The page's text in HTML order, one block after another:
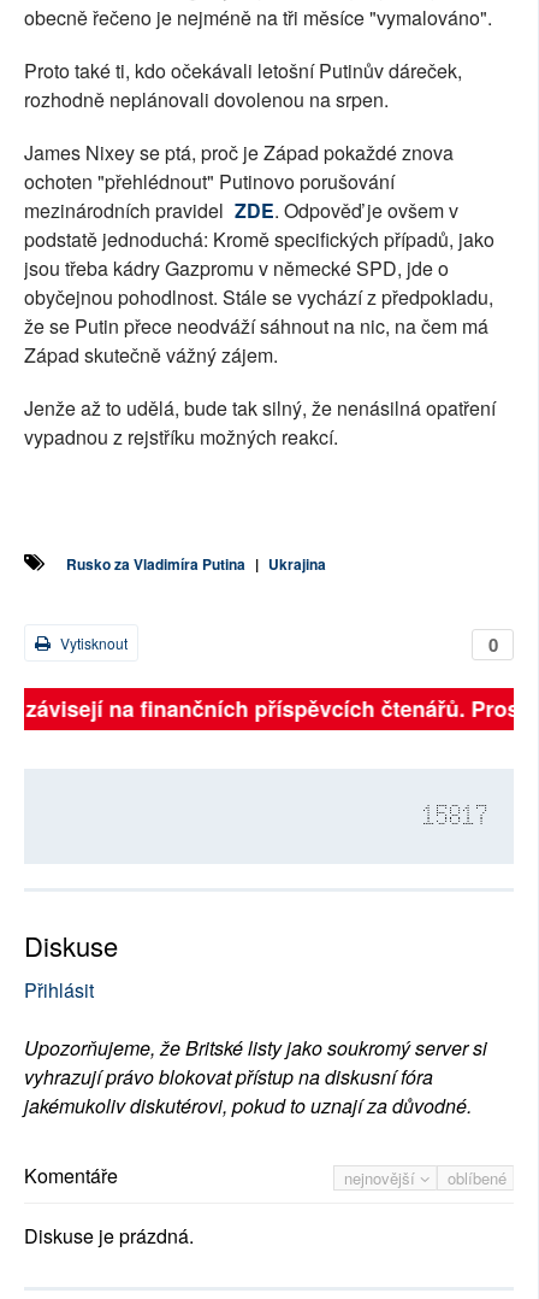
obecně řečeno je nejméně na tři měsíce "vymalováno".
Proto také ti, kdo očekávali letošní Putinův dáreček,
rozhodně neplánovali dovolenou na srpen.
James Nixey se ptá, proč je Západ pokaždé znova
ochoten "přehlédnout" Putinovo porušování
mezinárodních pravidel ZDE. Odpověď je ovšem v
podstatě jednoduchá: Kromě specifických případů, jako
jsou třeba kádry Gazpromu v německé SPD, jde o
obyčejnou pohodlnost. Stále se vychází z předpokladu,
že se Putin přece neodváží sáhnout na nic, na čem má
Západ skutečně vážný zájem.
Jenže až to udělá, bude tak silný, že nenásilná opatření
vypadnou z rejstříku možných reakcí.
Rusko za Vladimíra Putina | Ukrajina
0
Vytisknout
závisejí na finančních příspěvcích čtenářů.
15817
Diskuse
Přihlásit
Upozorňujeme, že Britské listy jako soukromý server si
vyhrazují právo blokovat přístup na diskusní fóra
jakémukoliv diskutérovi, pokud to uznají za důvodné.
nejnovější oblíbené
Komentáře
Diskuse je prázdná.